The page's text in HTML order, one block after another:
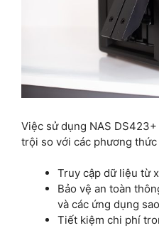
Việc sử dụng NAS
trội so với các phương
Truy cập dữ liệu từ
Bảo vệ an toàn
và các ứng dụng
Tiết kiệm chi phí